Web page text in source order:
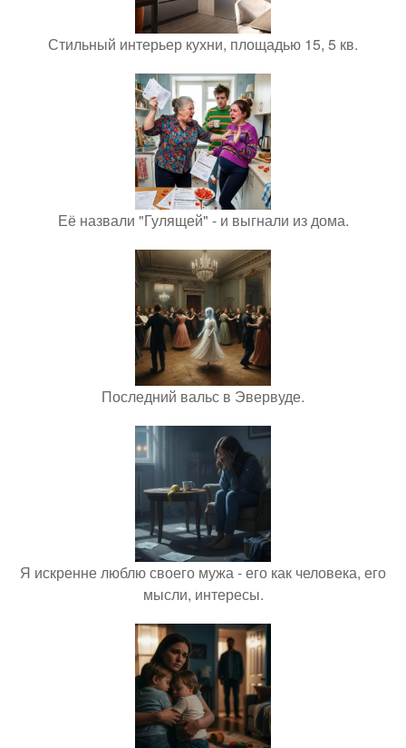
Стильный интерьер кухни, площадью 15, 5 кв.
Её назвали "Гулящей" - и выгнали из дома.
Последний вальс в Эвервуде.
Я искренне люблю своего мужа - его как человека, его
мысли, интересы.